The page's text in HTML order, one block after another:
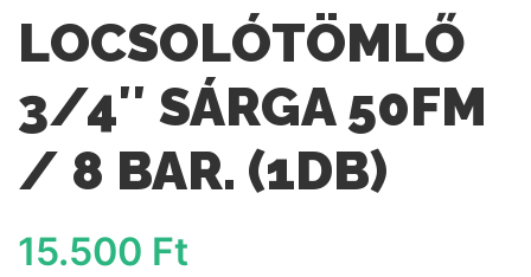
LOCSOLÓTÖMLŐ
3/4″ SÁRGA 50FM
/ 8 BAR. (1DB)
15.500 Ft